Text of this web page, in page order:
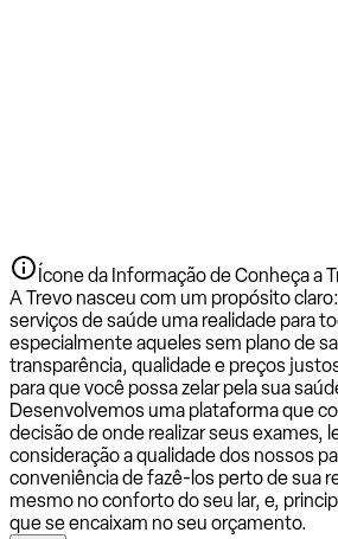
Ícone da Informação de Conheça a
A Trevo nasceu com um propósito
serviços de saúde uma realidade para
especialmente aqueles sem plano de
transparência, qualidade e preços
para que você possa zelar pela sua
Desenvolvemos uma plataforma que
decisão de onde realizar seus exames,
consideração a qualidade dos nossos
conveniência de fazê-los perto de sua
mesmo no conforto do seu lar, e,
que se encaixam no seu orçamento.